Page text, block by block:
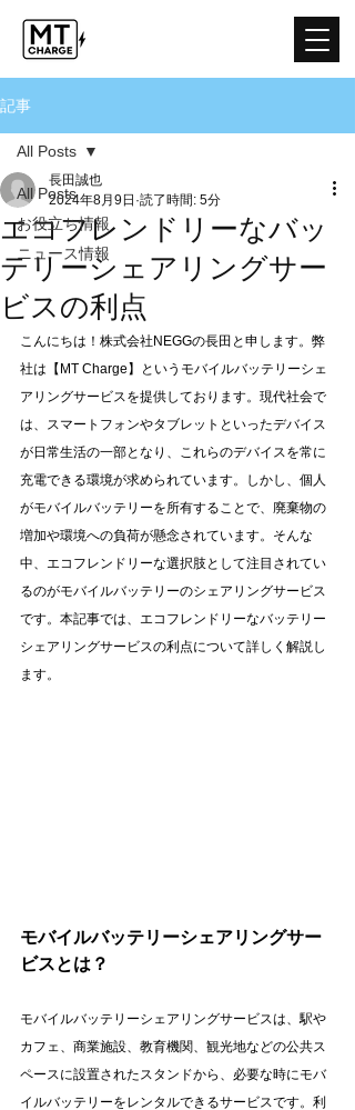
記事
All Posts
お役立ち情報
ニュース情報
All Posts
エコフレンドリーなバッ
テリーシェアリングサー
ビスの利点
長田誠也
2024年8月9日 読了時間: 5分
こんにちは！株式会社NEGGの長田と申します。弊
社は【MT Charge】というモバイルバッテリーシェ
アリングサービスを提供しております。現代社会で
は、スマートフォンやタブレットといったデバイス
が日常生活の一部となり、これらのデバイスを常に
充電できる環境が求められています。しかし、個人
がモバイルバッテリーを所有することで、廃棄物の
増加や環境への負荷が懸念されています。そんな
中、エコフレンドリーな選択肢として注目されてい
るのがモバイルバッテリーのシェアリングサービス
です。本記事では、エコフレンドリーなバッテリー
シェアリングサービスの利点について詳しく解説し
ます。
モバイルバッテリーシェアリングサー
ビスとは？
モバイルバッテリーシェアリングサービスは、駅や
カフェ、商業施設、教育機関、観光地などの公共ス
ペースに設置されたスタンドから、必要な時にモバ
イルバッテリーをレンタルできるサービスです。利